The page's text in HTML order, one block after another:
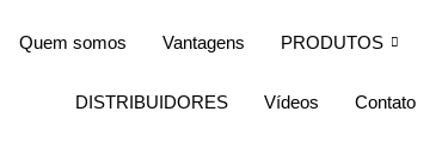
Quem somos Vantagens PRODUTOS
DISTRIBUIDORES Vídeos Contato